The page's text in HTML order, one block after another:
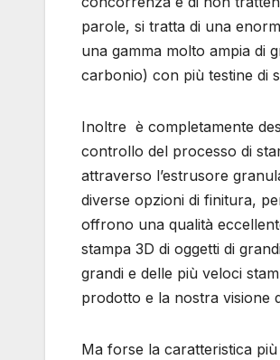
parole, si tratta di una
una gamma molto ampia di
carbonio) con più testine di
Inoltre è completamente
controllo del processo di
attraverso l’estrusore
diverse opzioni di finitura,
offrono una qualità
stampa 3D di oggetti di
grandi e delle più veloci
prodotto e la nostra visione
Ma forse la caratteristica